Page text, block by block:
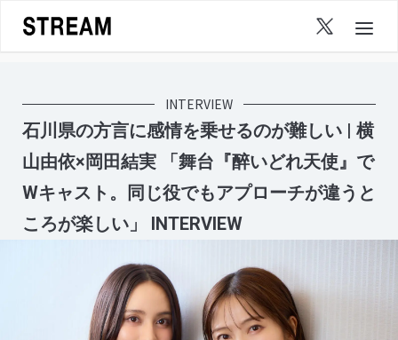
content
INTERVIEW
石川県の方言に感情を乗せるのが難しい | 横
山由依×岡田結実 「舞台『醉いどれ天使』で
Wキャスト。同じ役でもアプローチが違うと
ころが楽しい」 INTERVIEW